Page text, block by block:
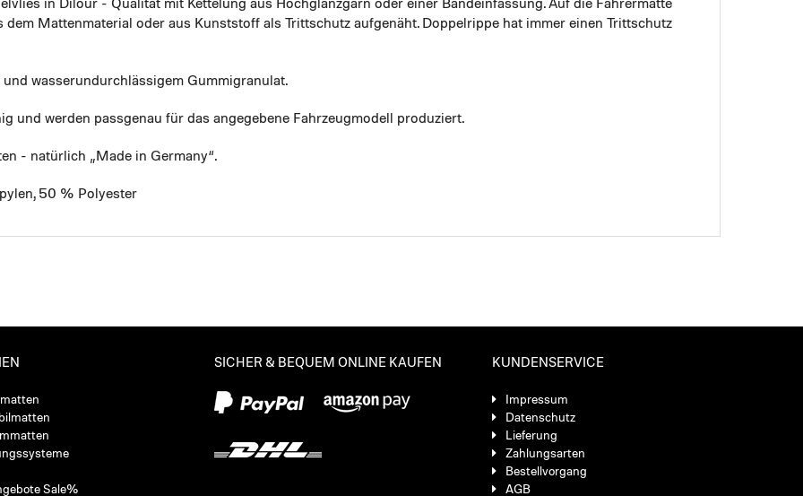
in Dilour - Qualität mit Kettelung aus Hochglanzgarn oder einer Bandeinfassung. Auf die Fahrermatte
Mattenmaterial oder aus Kunststoff als Trittschutz aufgenäht. Doppelrippe hat immer einen Trittschutz
wasserundurchlässigem Gummigranulat.
und werden passgenau für das angegebene Fahrzeugmodell produziert.
- natürlich „Made in Germany“.
50 % Polyester
Sale%
SICHER & BEQUEM ONLINE KAUFEN KUNDENSERVICE
Impressum
Datenschutz
Lieferung
Zahlungsarten
Bestellvorgang
AGB